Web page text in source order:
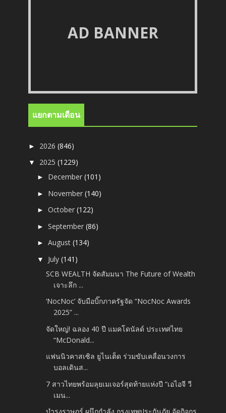
AD BANNER
แยกตามเดือน
► 2026(846)
▼ 2025(1229)
► December(101)
► November(140)
►October(122)
►September(86)
►August(134)
▼ July(141)
SCB WEALTH จัดสัมมนา The Future of Wealth
เจาะลึก ...
‘NocNoc’ จับมือบิ๊กภาครัฐจัด “NocNoc Awards
2025” ...
จัดใหญ่! ฉลอง 40 ปี แมคโดนัลด์ ประเทศไทย
“McDonald...
แฟนนิวคาสเซิล ยูไนเต็ด ร่วมขับเคลื่อนวงการ
บอลเดินส...
7 สาวไทยพร้อมลุยเมเจอร์สุดท้ายแห่งปี “เอไอจี วี
เมน...